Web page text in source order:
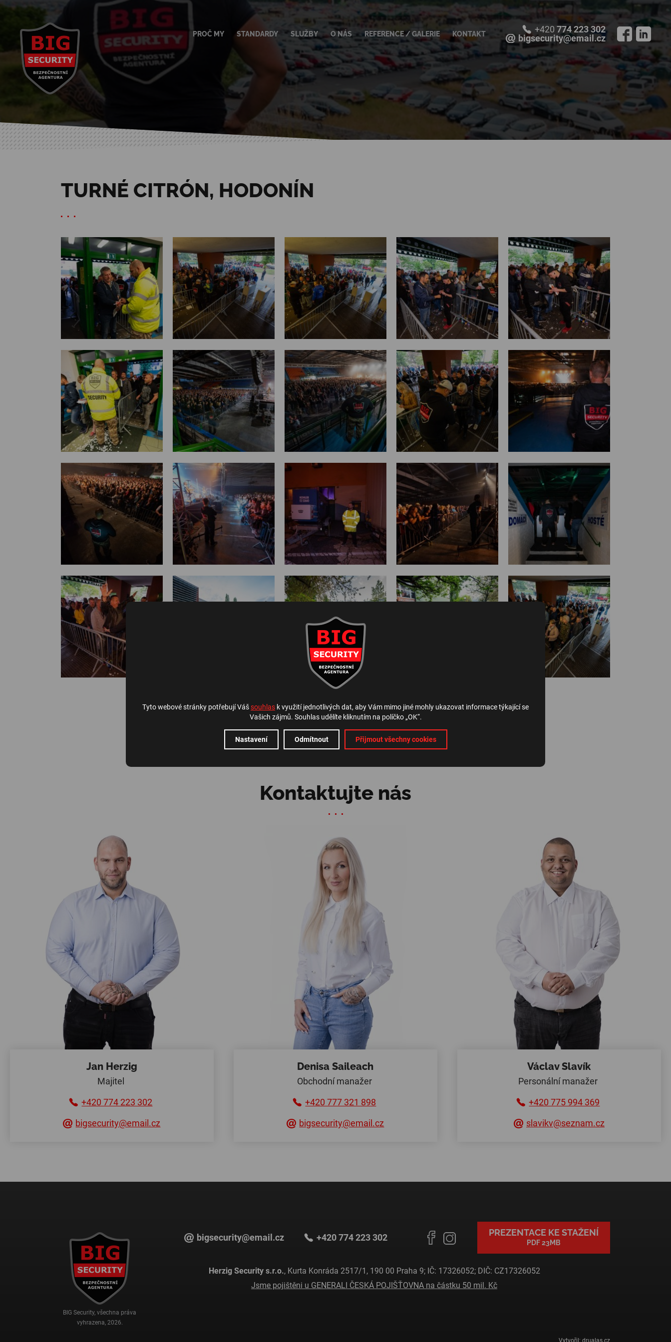
Jump to navigation
PROČ MY STANDARDY SLUŽBY O NÁS REFERENCE / GALERIE KONTAKT +420 774 223 302
bigsecurity@email.cz
TURNÉ CITRÓN, HODONÍN
ZPĚT NA PŘEHLED
Kontaktujte nás
Jan Herzig
Majitel
+420 774 223 302
bigsecurity@email.cz
Denisa Saileach
Obchodní manažer
+420 777 321 898
bigsecurity@email.cz
Václav Slavík
Personální manažer
+420 775 994 369
slavikv@seznam.cz
BIG Security, všechna práva
vyhrazena, 2026.
bigsecurity@email.cz +420 774 223 302 PREZENTACE KE STAŽENÍ
PDF 23MB
Herzig Security s.r.o., Kurta Konráda 2517/1, 190 00 Praha 9; IČ: 17326052; DIČ: CZ17326052
Jsme pojištěni u GENERALI ČESKÁ POJIŠŤOVNA na částku 50 mil. Kč
Vytvořil: drualas.cz
Tyto webové stránky potřebují Vášsouhlas k využití jednotlivých dat, aby Vám mimo jiné mohly ukazovat informace týkající se
Vašich zájmů. Souhlas udělíte kliknutím na políčko „OK“.
Nastavení Odmítnout Přijmout všechny cookies